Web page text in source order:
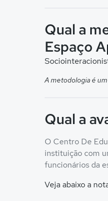
Qual a
Espaço
A metodologia é
Qual a
O Centro De
instituição com
funcionários da
Veja abaixo a